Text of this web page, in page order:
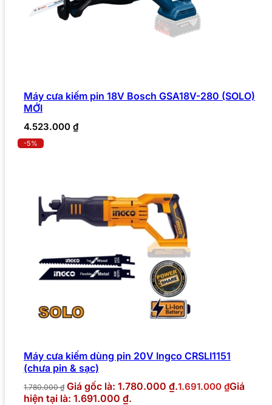
Máy cưa kiếm pin 18V Bosch GSA18V-280 (SOLO)
MỚI
4.523.000 ₫
-5%
Máy cưa kiếm dùng pin 20V Ingco CRSLI1151
(chưa pin & sạc)
1.780.000₫ Giá gốc là: 1.780.000 ₫.1.691.000 ₫Giá
hiện tại là: 1.691.000 ₫.